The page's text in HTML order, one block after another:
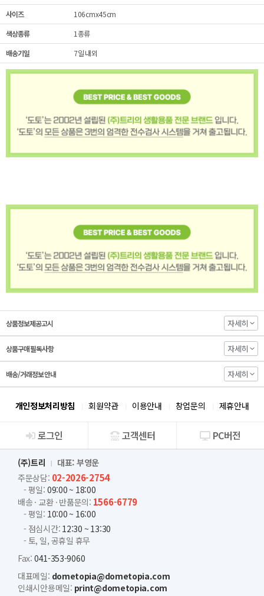
사이즈
106cmx45cm
색상종류
1종류
배송기일
7일 내외
상품정보제공고시 자세히
상품구매 필독사항 자세히
배송/거래정보 안내 자세히
개인정보처리방침 회원약관 이용안내 창업문의 제휴안내
회사소개
로그인 고객센터 PC버전
(주)트리
대표: 부영운
주문상담: 02-2026-2754
- 평일: 09:00 ~ 18:00
배송 · 교환 · 반품문의: 1566-6779
- 평일: 10:00 ~ 16:00
- 점심시간: 12:30 ~ 13:30
- 토, 일, 공휴일 휴무
Fax: 041-353-9060
대표메일: dometopia@dometopia.com
인쇄시안용메일: print@dometopia.com